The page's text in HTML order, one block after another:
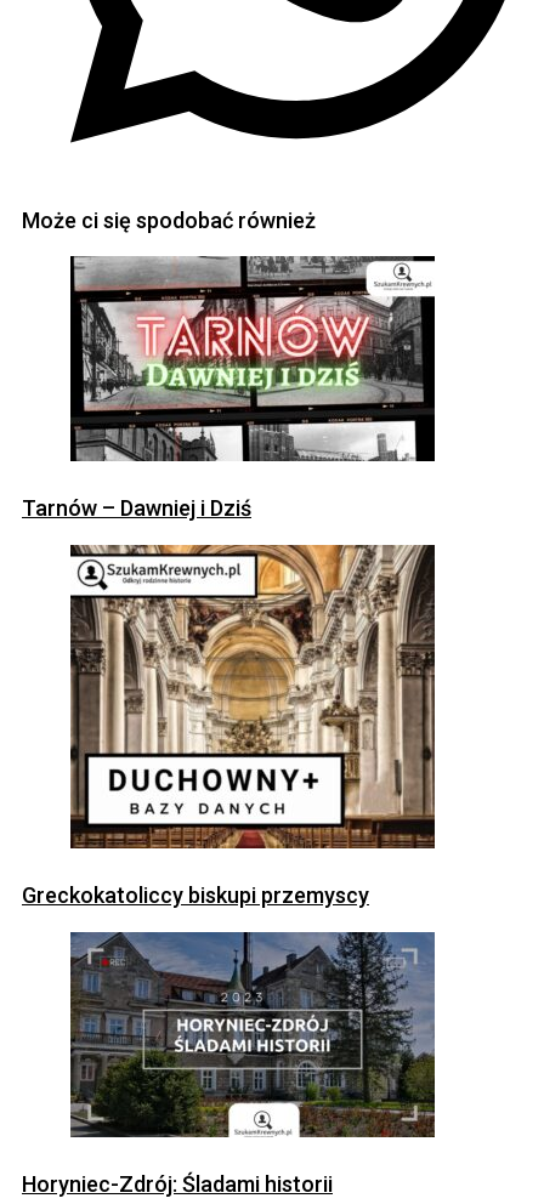
Może ci się spodobać również
Tarnów – Dawniej i Dziś
Greckokatoliccy biskupi przemyscy
Horyniec-Zdrój: Śladami historii